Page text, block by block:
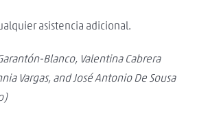
asistencia adicional.
Blanco, Valentina Cabrera
Vargas, and José Antonio De Sousa